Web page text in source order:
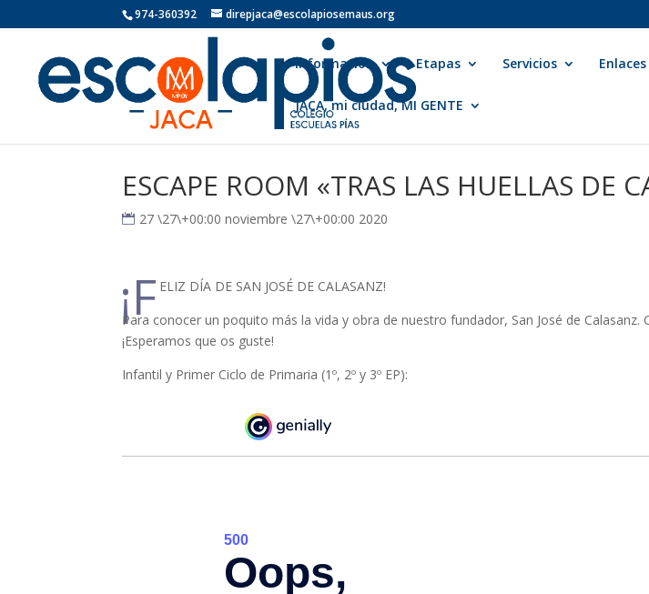
974-360392 direpjaca@escolapiosemaus.org
Información Etapas Servicios
JACA, mi ciudad, MI GENTE
ESCAPE ROOM «TRAS LAS HUELLAS DE
27 \27\+00:00 noviembre \27\+00:00 2020
¡F ELIZ DÍA DE SAN JOSÉ DE CALASANZ!
Para conocer un poquito más la vida y obra de nuestro fundador, San José de
¡Esperamos que os guste!
Infantil y Primer Ciclo de Primaria (1º, 2º y 3º EP):